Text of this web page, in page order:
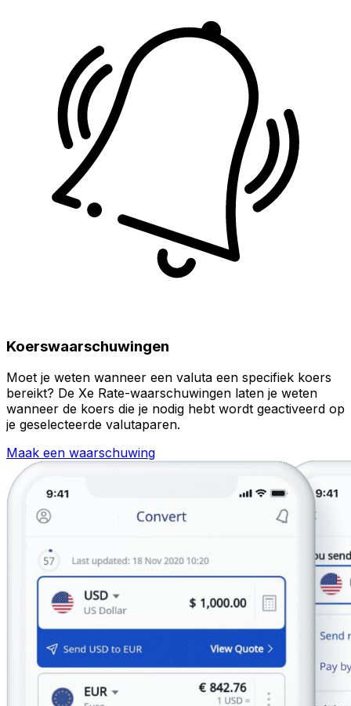
Koerswaarschuwingen
Moet je weten wanneer een valuta een specifiek koers
bereikt? De Xe Rate-waarschuwingen laten je weten
wanneer de koers die je nodig hebt wordt geactiveerd op
je geselecteerde valutaparen.
Maak een waarschuwing